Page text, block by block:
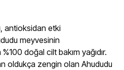
antioksidan etki
meyvesinin
doğal cilt bakım yağıdır.
oldukça zengin olan Ahududu